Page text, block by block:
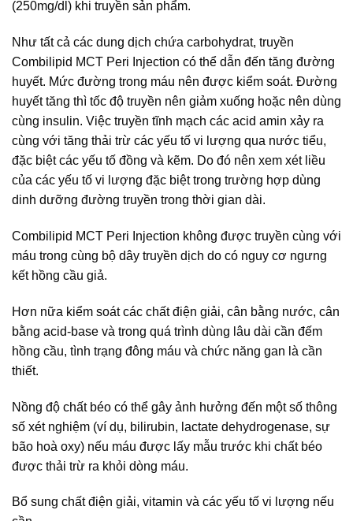
(250mg/dl) khi truyền sản phẩm.
Như tất cả các dung dịch chứa carbohydrat, truyền
Combilipid MCT Peri Injection có thể dẫn đến tăng đường
huyết. Mức đường trong máu nên được kiểm soát. Đường
huyết tăng thì tốc độ truyền nên giảm xuống hoặc nên dùng
cùng insulin. Việc truyền tĩnh mạch các acid amin xảy ra
cùng với tăng thải trừ các yếu tố vi lượng qua nước tiểu,
đặc biệt các yếu tố đồng và kẽm. Do đó nên xem xét liều
của các yếu tố vi lượng đặc biệt trong trường hợp dùng
dinh dưỡng đường truyền trong thời gian dài.
Combilipid MCT Peri Injection không được truyền cùng với
máu trong cùng bộ dây truyền dịch do có nguy cơ ngưng
kết hồng cầu giả.
Hơn nữa kiểm soát các chất điện giải, cân bằng nước, cân
bằng acid-base và trong quá trình dùng lâu dài cần đếm
hồng cầu, tình trạng đông máu và chức năng gan là cần
thiết.
Nồng độ chất béo có thể gây ảnh hưởng đến một số thông
số xét nghiệm (ví dụ, bilirubin, lactate dehydrogenase, sự
bão hoà oxy) nếu máu được lấy mẫu trước khi chất béo
được thải trừ ra khỏi dòng máu.
Bổ sung chất điện giải, vitamin và các yếu tố vi lượng nếu